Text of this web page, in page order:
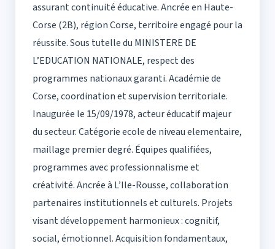
assurant continuité éducative. Ancrée en Haute-
Corse (2B), région Corse, territoire engagé pour la
réussite. Sous tutelle du MINISTERE DE
L’EDUCATION NATIONALE, respect des
programmes nationaux garanti. Académie de
Corse, coordination et supervision territoriale.
Inaugurée le 15/09/1978, acteur éducatif majeur
du secteur. Catégorie ecole de niveau elementaire,
maillage premier degré. Équipes qualifiées,
programmes avec professionnalisme et
créativité. Ancrée à L’Ile-Rousse, collaboration
partenaires institutionnels et culturels. Projets
visant développement harmonieux : cognitif,
social, émotionnel. Acquisition fondamentaux,